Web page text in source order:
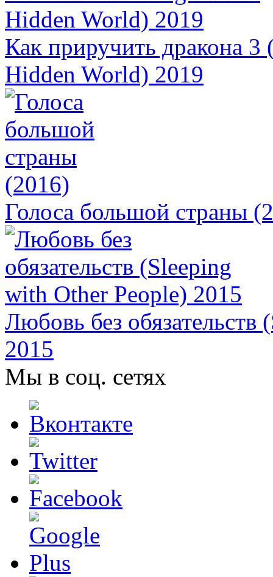
Как приручить дракона
Hidden World) 2019
Голоса большой страны
Любовь без
2015
Мы в соц. сетях